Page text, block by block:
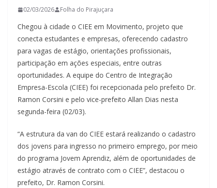
02/03/2026 Folha do Pirajuçara
Chegou à cidade o CIEE em Movimento, projeto que
conecta estudantes e empresas, oferecendo cadastro
para vagas de estágio, orientações profissionais,
participação em ações especiais, entre outras
oportunidades. A equipe do Centro de Integração
Empresa-Escola (CIEE) foi recepcionada pelo prefeito Dr.
Ramon Corsini e pelo vice-prefeito Allan Dias nesta
segunda-feira (02/03).
“A estrutura da van do CIEE estará realizando o cadastro
dos jovens para ingresso no primeiro emprego, por meio
do programa Jovem Aprendiz, além de oportunidades de
estágio através de contrato com o CIEE”, destacou o
prefeito, Dr. Ramon Corsini.